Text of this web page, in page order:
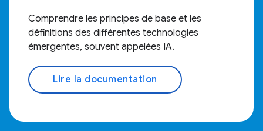
Comprendre les principes de base et les
définitions des différentes technologies
émergentes, souvent appelées IA.
Lire la documentation